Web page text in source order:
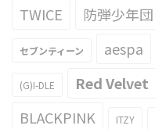
TWICE 防弾少年団
セブンティーン aespa
(G)I-DLE Red Velvet
BLACKPINK ITZY